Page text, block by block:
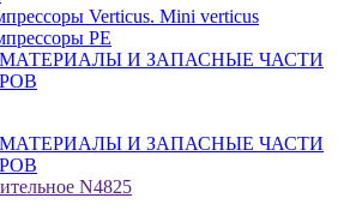
Verticus. Mini verticus
PE
И ЗАПАСНЫЕ ЧАСТИ
И ЗАПАСНЫЕ ЧАСТИ
N4825